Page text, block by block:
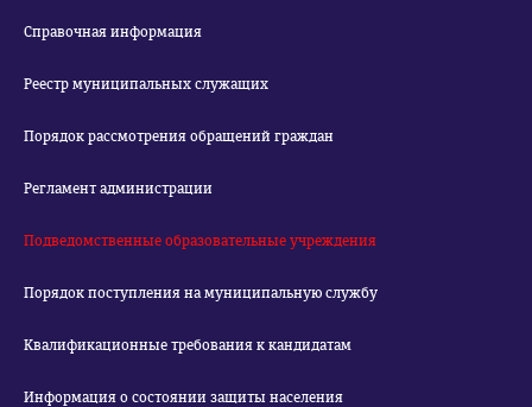
Справочная информация
Реестр муниципальных служащих
Порядок рассмотрения обращений граждан
Регламент администрации
Подведомственные образовательные учреждения
Порядок поступления на муниципальную службу
Квалификационные требования к кандидатам
Информация о состоянии защиты населения